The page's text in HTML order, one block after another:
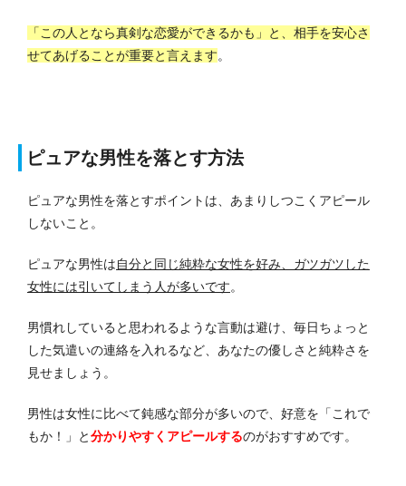
「この人となら真剣な恋愛ができるかも」と、相手を安心さ
せてあげることが重要と言えます。
ピュアな男性を落とす方法
ピュアな男性を落とすポイントは、あまりしつこくアピール
しないこと。
ピュアな男性は自分と同じ純粋な女性を好み、ガツガツした
女性には引いてしまう人が多いです。
男慣れしていると思われるような言動は避け、毎日ちょっと
した気遣いの連絡を入れるなど、あなたの優しさと純粋さを
見せましょう。
男性は女性に比べて鈍感な部分が多いので、好意を「これで
もか！」と分かりやすくアピールするのがおすすめです。